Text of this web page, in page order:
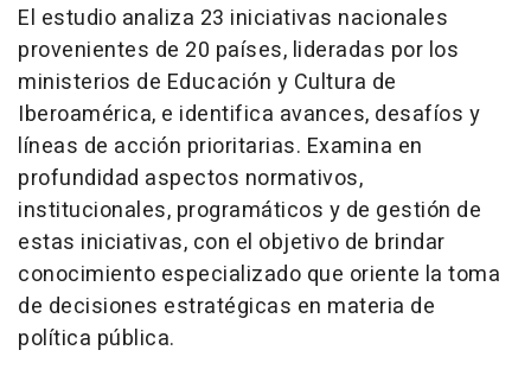
El estudio analiza 23 iniciativas nacionales
provenientes de 20 países, lideradas por los
ministerios de Educación y Cultura de
Iberoamérica, e identifica avances, desafíos y
líneas de acción prioritarias. Examina en
profundidad aspectos normativos,
institucionales, programáticos y de gestión de
estas iniciativas, con el objetivo de brindar
conocimiento especializado que oriente la toma
de decisiones estratégicas en materia de
política pública.